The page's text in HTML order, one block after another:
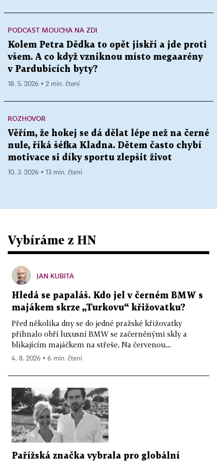
PODCAST MOUCHA NA ZDI
Kolem Petra Dědka to opět jiskří a jde proti
všem. A co když vzniknou místo megaarény
v Pardubicích byty?
18. 5. 2026 ▪ 2 min. čtení
ROZHOVOR
Věřím, že hokej se dá dělat lépe než na černé
nule, říká šéfka Kladna. Dětem často chybí
motivace si díky sportu zlepšit život
10. 3. 2026 ▪ 13 min. čtení
Vybíráme z HN
JAN KUBITA
Hledá se papaláš. Kdo jel v černém BMW s
majákem skrze „Turkovu“ křižovatku?
Před několika dny se do jedné pražské křižovatky
přihnalo obří luxusní BMW se začerněnými skly a
blikajícím majáčkem na střeše. Na červenou...
4. 8. 2026 ▪ 6 min. čtení
Pařížská značka vybrala pro globální